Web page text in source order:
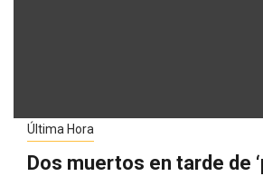
Última Hora
Dos muertos en tarde de